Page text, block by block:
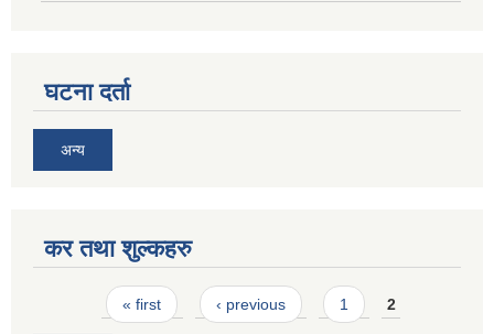
घटना दर्ता
अन्य
कर तथा शुल्कहरु
Pages« first ‹ previous 1 2